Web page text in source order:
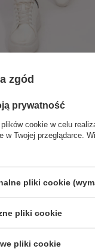
i reklamacje
zgód
prywatność
cookie w celu
w Twojej przeglądarce.
pliki cookie
pliki cookie
pliki cookie